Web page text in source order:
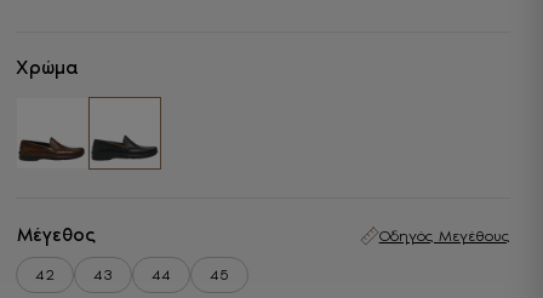
75,00 €.
Χρώμα
Μέγεθος
42 43 44 45
Οδηγός Μεγέθους